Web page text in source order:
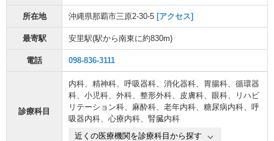
所在地 沖縄県那覇市三原2-30-5 [アクセス]
最寄駅 安里駅(駅から南東に約830m)
電話 098-836-3111
診療科目
内科、 精神科、 呼吸器科、 消化器科、 胃腸科、 循環器
科、 小児科、 外科、 整形外科、 皮膚科、 眼科、
リハビ
リテーション科、 麻酔科、 老年内科、 糖尿病内科、 呼
吸器内科、 心療内科、 腎臓内科
近くの医療機関を診療科目から探す